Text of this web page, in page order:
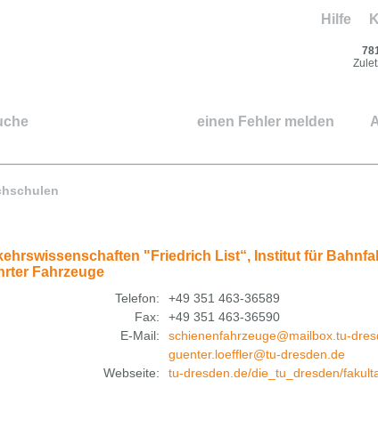
Hilfe
einen Fehler melden
"Friedrich List“, Institut für
Fahrzeuge
Telefon:
Fax:
E-Mail:
Webseite:
+49 351 463-36589
+49 351 463-36590
schienenfahrzeuge@mailbox.tu-
guenter.loeffler@tu-dresden.de
tu-dresden.de/die_tu_dresden/